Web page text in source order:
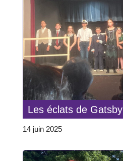
Les éclats de Gatsby
14 juin 2025